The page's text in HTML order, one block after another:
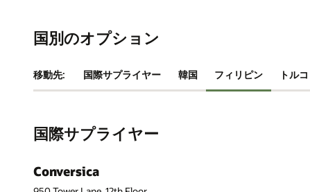
国別のオプション
移動先: 国際サプライヤー 韓国 フィリピン トルコ
国際サプライヤー
Conversica